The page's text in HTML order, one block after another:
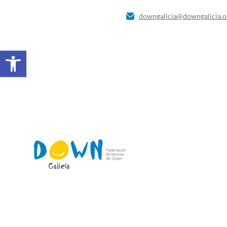
Abrir barra de ferramentas